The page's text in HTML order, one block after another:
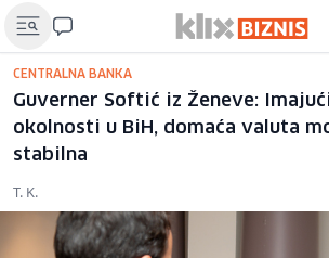
CENTRALNA BANKA
Guverner Softić iz Ženeve:
okolnosti u BiH, domaća valuta
stabilna
T. K.